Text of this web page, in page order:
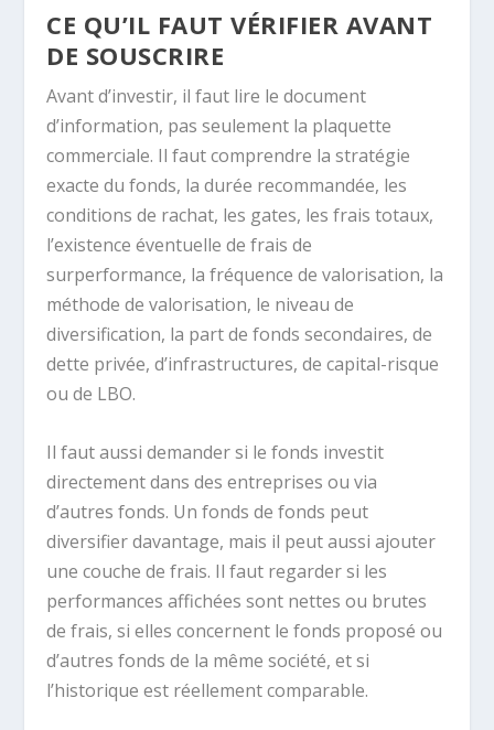
CE QU’IL FAUT VÉRIFIER AVANT
DE SOUSCRIRE
Avant d’investir, il faut lire le document
d’information, pas seulement la plaquette
commerciale. Il faut comprendre la stratégie
exacte du fonds, la durée recommandée, les
conditions de rachat, les gates, les frais totaux,
l’existence éventuelle de frais de
surperformance, la fréquence de valorisation, la
méthode de valorisation, le niveau de
diversification, la part de fonds secondaires, de
dette privée, d’infrastructures, de capital-risque
ou de LBO.
Il faut aussi demander si le fonds investit
directement dans des entreprises ou via
d’autres fonds. Un fonds de fonds peut
diversifier davantage, mais il peut aussi ajouter
une couche de frais. Il faut regarder si les
performances affichées sont nettes ou brutes
de frais, si elles concernent le fonds proposé ou
d’autres fonds de la même société, et si
l’historique est réellement comparable.